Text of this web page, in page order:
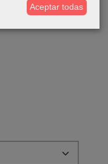
10,00 €
Aceptar todas